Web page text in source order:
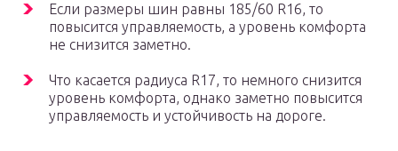
Если размеры шин равны 185/60 R16, то
повысится управляемость, а уровень комфорта
не снизится заметно.
Что касается радиуса R17, то немного снизится
уровень комфорта, однако заметно повысится
управляемость и устойчивость на дороге.